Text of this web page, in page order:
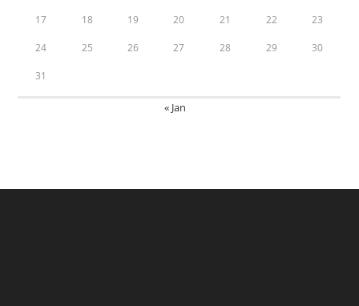
17 18 19 20 21 22 23
24 25 26 27 28 29 30
31
« Jan